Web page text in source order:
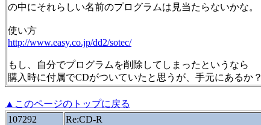
の中にそれらしい名前のプログラムは見当たらないかな。
使い方
http://www.easy.co.jp/dd2/sotec/
もし、自分でプログラムを削除してしまったというなら
購入時に付属でCDがついていたと思うが、手元にあるか？
▲このページのトップに戻る
107292
Re:CD-R